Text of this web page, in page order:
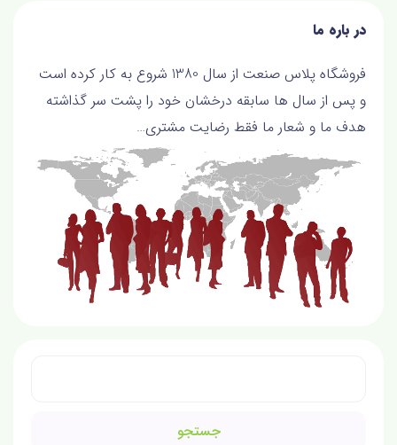
در باره ما
فروشگاه پلاس صنعت از سال 1380 شروع به کار کرده است
و پس از سال ها سابقه درخشان خود را پشت سر گذاشته
هدف ما و شعار ما فقط رضايت مشتري…